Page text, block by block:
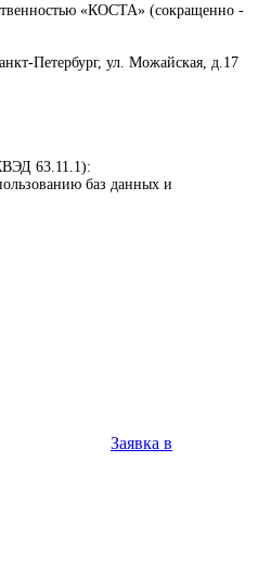
«КОСТА» (сокращенно -
Петербург, ул. Можайская, д.17
63.11.1):
баз данных и
Заявка в